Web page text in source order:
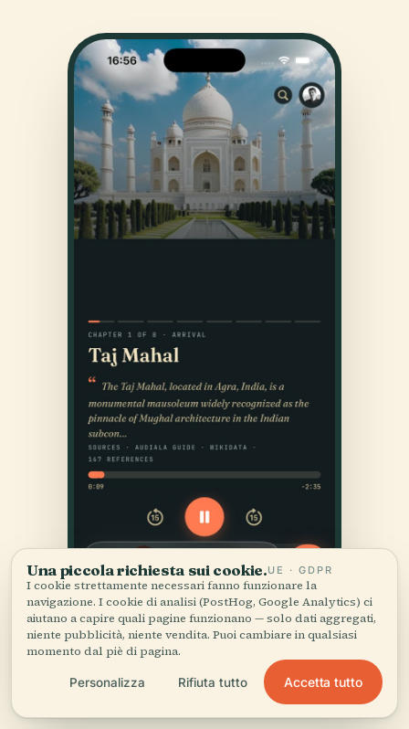
Una piccola richiesta sui cookie.UE · GDPR
I cookie strettamente necessari fanno funzionare la
navigazione. I cookie di analisi (PostHog, Google Analytics) ci
aiutano a capire quali pagine funzionano — solo dati aggregati,
niente pubblicità, niente vendita. Puoi cambiare in qualsiasi
momento dal piè di pagina.
Personalizza Rifiuta tutto Accetta tutto